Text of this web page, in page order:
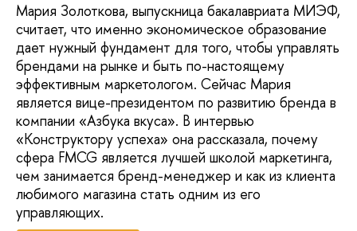
Мария Золоткова, выпускница бакалавриата МИЭФ,
считает, что именно экономическое образование
дает нужный фундамент для того, чтобы управлять
брендами на рынке и быть по-настоящему
эффективным маркетологом. Сейчас Мария
является вице-президентом по развитию бренда в
компании «Азбука вкуса». В интервью
«Конструктору успеха» она рассказала, почему
сфера FMCG является лучшей школой маркетинга,
чем занимается бренд-менеджер и как из клиента
любимого магазина стать одним из его
управляющих.